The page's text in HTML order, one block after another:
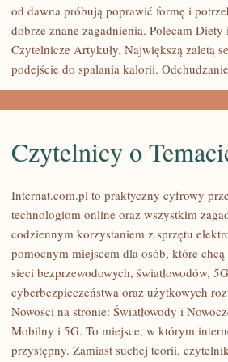
TRENDY
ODCHUDZANIU
od dawna próbują poprawić formę i
dobrze znane zagadnienia. Polecam
Czytelnicze Artykuły. Największą zaletą
podejście do spalania kalorii. Odchudzanie
CZYTELNICY
TEMACIE
Czytelnicy o
Internat.com.pl to praktyczny cyfrowy
technologiom online oraz wszystkim
codziennym korzystaniem z sprzętu
pomocnym miejscem dla osób, które
sieci bezprzewodowych, światłowodów,
cyberbezpieczeństwa oraz użytkowych
Nowości na stronie: Światłowody i
Mobilny i 5G. To miejsce, w którym
przystępny. Zamiast suchej teorii,